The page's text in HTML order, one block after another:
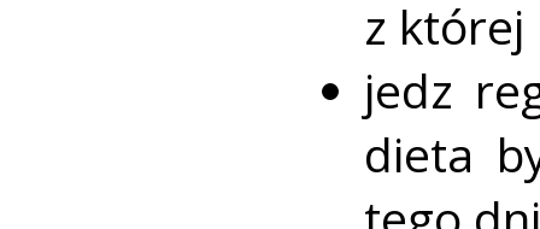
z
jedz
dieta